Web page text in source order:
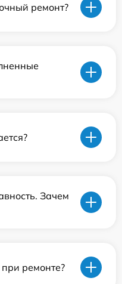
ремонт?
Зачем
ремонте?